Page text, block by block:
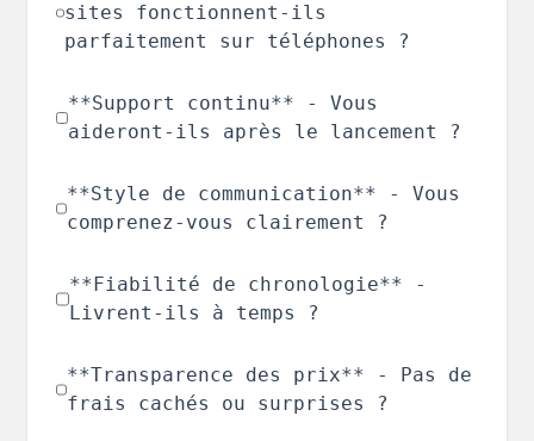
sites fonctionnent-ils
parfaitement sur téléphones ?
**Support continu** - Vous
aideront-ils après le lancement ?
**Style de communication** - Vous
comprenez-vous clairement ?
**Fiabilité de chronologie** -
Livrent-ils à temps ?
**Transparence des prix** - Pas de
frais cachés ou surprises ?